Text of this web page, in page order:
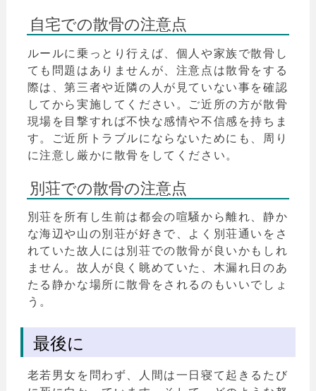
自宅での散骨の注意点
ルールに乗っとり行えば、個人や家族で散骨し
ても問題はありませんが、注意点は散骨をする
際は、第三者や近隣の人が見ていない事を確認
してから実施してください。ご近所の方が散骨
現場を目撃すれば不快な感情や不信感を持ちま
す。ご近所トラブルにならないためにも、周り
に注意し厳かに散骨をしてください。
別荘での散骨の注意点
別荘を所有し生前は都会の喧騒から離れ、静か
な海辺や山の別荘が好きで、よく別荘通いをさ
れていた故人には別荘での散骨が良いかもしれ
ません。故人が良く眺めていた、木漏れ日のあ
たる静かな場所に散骨をされるのもいいでしょ
う。
最後に
老若男女を問わず、人間は一日寝て起きるたび